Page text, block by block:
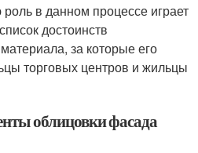
в данном процессе играет
достоинств
за которые его
торговых центров и жильцы
облицовки фасада